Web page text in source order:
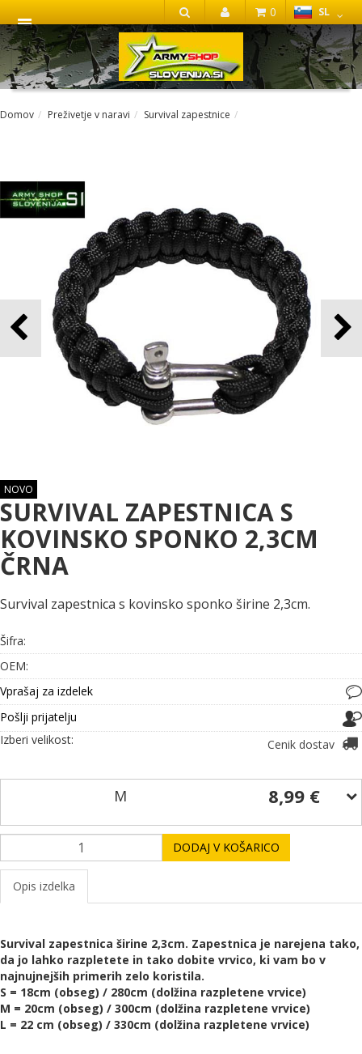
IŠČI
SL
0
Domov Preživetje v naravi Survival zapestnice
NOVO
SURVIVAL ZAPESTNICA S
KOVINSKO SPONKO 2,3CM
ČRNA
Survival zapestnica s kovinsko sponko širine 2,3cm.
Šifra:
OEM:
Vprašaj za izdelek
Pošlji prijatelju
Cenik dostav
Izberi velikost:
M 8,99 €
DODAJ V KOŠARICO
Opis izdelka
Survival zapestnica širine 2,3cm. Zapestnica je narejena tako,
da jo lahko razpletete in tako dobite vrvico, ki vam bo v
najnujnejših primerih zelo koristila.
S = 18cm (obseg) / 280cm (dolžina razpletene vrvice)
M = 20cm (obseg) / 300cm (dolžina razpletene vrvice)
L = 22 cm (obseg) / 330cm (dolžina razpletene vrvice)